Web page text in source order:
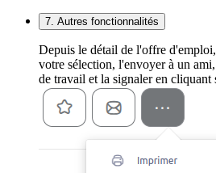
7. Autres fonctionnalités
Depuis le détail de l'offre
votre sélection, l'envoyer à un
de travail et la signaler en cliquant